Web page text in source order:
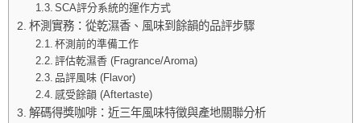
SCA評分系統的運作方式
杯測實務：從乾濕香、風味到餘韻的品評步驟
杯測前的準備工作
評估乾濕香 (Fragrance/Aroma)
品評風味 (Flavor)
感受餘韻 (Aftertaste)
解碼得獎咖啡：近三年風味特徵與產地關聯分析